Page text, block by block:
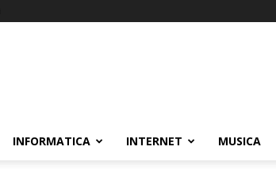
INFORMATICA INTERNET MUSICA